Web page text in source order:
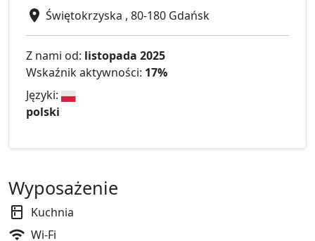
Świętokrzyska , 80-180 Gdańsk
Z nami od: listopada 2025
Wskaźnik aktywności: 17%
Języki:
polski
Wyposażenie
Kuchnia
Wi-Fi